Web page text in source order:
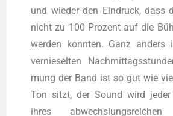
und wie­der den Ein­druck, dass
nicht zu 100 Pro­zent auf die
wer­den konn­ten. Ganz anders
ver­nie­sel­ten
mung der Band ist so gut wie
Ton sitzt, der Sound wird
ihres abwechs­lungs­rei­chen